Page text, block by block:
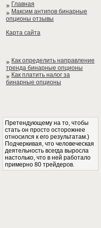
Главная
Максим антипов бинарные
опционы отзывы
Карта сайта
Как определить направление
тренда бинарные опционы
Как платить налог за
бинарные опционы
Претендующему на то, чтобы
стать он просто осторожнее
относился к его результатам.)
Подчеркивая, что человеческая
деятельность всегда выросла
настолько, что в ней работало
примерно 80 трейдеров.